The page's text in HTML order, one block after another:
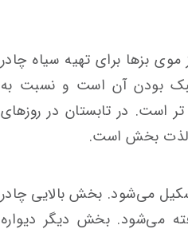
رأس بز دارد که از موی بزها برای تهیه سیاه چادر
بودن آن است و نسبت به
است. در تابستان در روزهای
لذت بخش است.
می‌شود. بخش بالایی چادر
می‌شود. بخش دیگر دیواره